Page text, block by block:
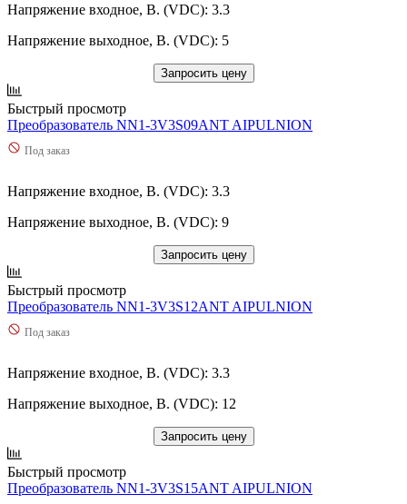
Напряжение входное, В. (VDC): 3.3
Напряжение выходное, В. (VDC): 5
Запросить цену
Быстрый просмотр
Преобразователь NN1-3V3S09ANT AIPULNION
Под заказ
Напряжение входное, В. (VDC): 3.3
Напряжение выходное, В. (VDC): 9
Запросить цену
Быстрый просмотр
Преобразователь NN1-3V3S12ANT AIPULNION
Под заказ
Напряжение входное, В. (VDC): 3.3
Напряжение выходное, В. (VDC): 12
Запросить цену
Быстрый просмотр
Преобразователь NN1-3V3S15ANT AIPULNION